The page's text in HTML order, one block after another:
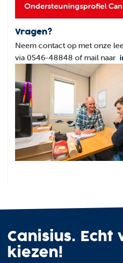
Ondersteuningsprofiel
Vragen?
Neem contact op met onze
via 0546-48848 of mail naar
Canisius. Echt
kiezen!